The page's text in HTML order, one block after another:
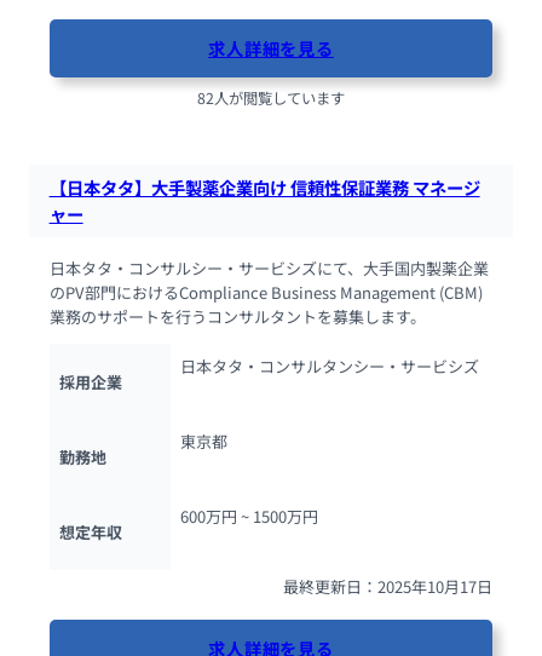
求人詳細を見る
82人が閲覧しています
【日本タタ】大手製薬企業向け 信頼性保証業務 マネージ
ャー
日本タタ・コンサルシー・サービシズにて、大手国内製薬企業
のPV部門におけるCompliance Business Management (CBM)
業務のサポートを行うコンサルタントを募集します。
採用企業
日本タタ・コンサルタンシー・サービシズ
勤務地
東京都
想定年収
600万円 ~ 1500万円
最終更新日：2025年10月17日
求人詳細を見る